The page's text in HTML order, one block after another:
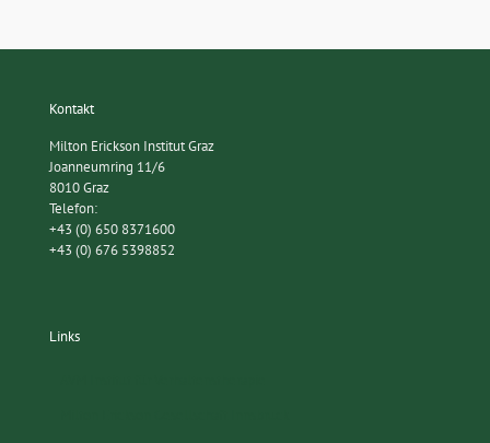
Kontakt
Milton Erickson Institut Graz
Joanneumring 11/6
8010 Graz
Telefon:
+43 (0) 650 8371600
+43 (0) 676 5398852
Links